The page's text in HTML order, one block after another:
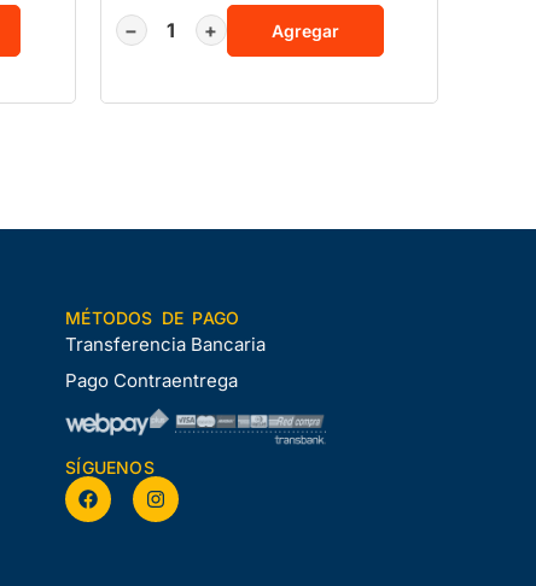
− + Agregar
MÉTODOS DE PAGO
Transferencia Bancaria
Pago Contraentrega
SÍGUENOS